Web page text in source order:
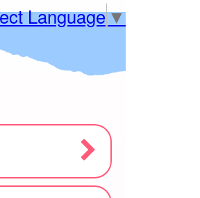
Language▼